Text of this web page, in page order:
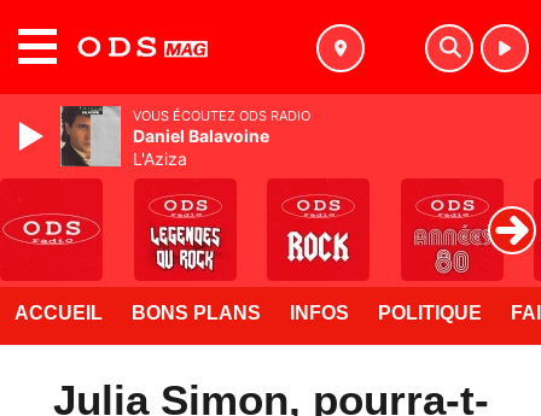
ACCUEIL BONS PLANS INFOS POLITIQUE
Julia Simon, pourra-t-
VOUS ÉCOUTEZ ODS RADIO
Daniel Balavoine
L'Aziza